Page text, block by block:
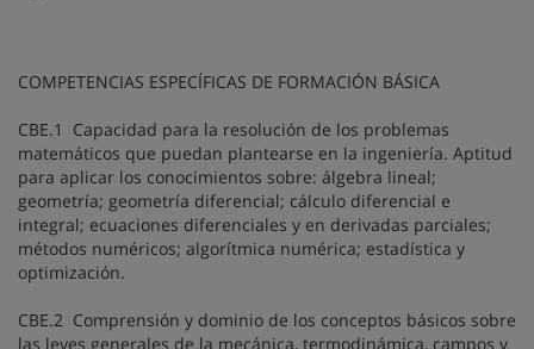
COMPETENCIAS ESPECÍFICAS DE FORMACIÓN BÁSICA
CBE.1 Capacidad para la resolución de los problemas
matemáticos que puedan plantearse en la ingeniería. Aptitud
para aplicar los conocimientos sobre: álgebra lineal;
geometría; geometría diferencial; cálculo diferencial e
integral; ecuaciones diferenciales y en derivadas parciales;
métodos numéricos; algorítmica numérica; estadística y
optimización.
CBE.2 Comprensión y dominio de los conceptos básicos sobre
las leyes generales de la mecánica, termodinámica, campos y